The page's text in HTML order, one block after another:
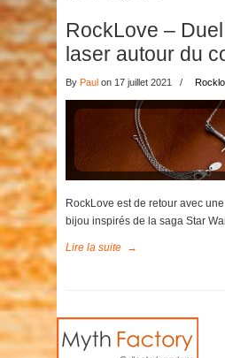
RockLove –
laser autour du
By Paul on 17 juillet 2021 /
RockLove est de retour avec
bijou inspirés de la saga Star
Lire la suite →